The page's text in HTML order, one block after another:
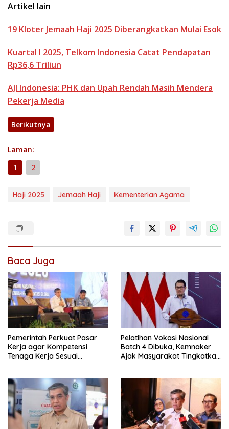
Artikel lain
19 Kloter Jemaah Haji 2025 Diberangkatkan Mulai Esok
Kuartal I 2025, Telkom Indonesia Catat Pendapatan
Rp36,6 Triliun
AJI Indonesia: PHK dan Upah Rendah Masih Mendera
Pekerja Media
Berikutnya
Laman:
1
2
Haji 2025 Jemaah Haji Kementerian Agama
Baca Juga
Pemerintah Perkuat Pasar
Kerja agar Kompetensi
Tenaga Kerja Sesuai
Pelatihan Vokasi Nasional
Batch 4 Dibuka, Kemnaker
Ajak Masyarakat Tingkatkan